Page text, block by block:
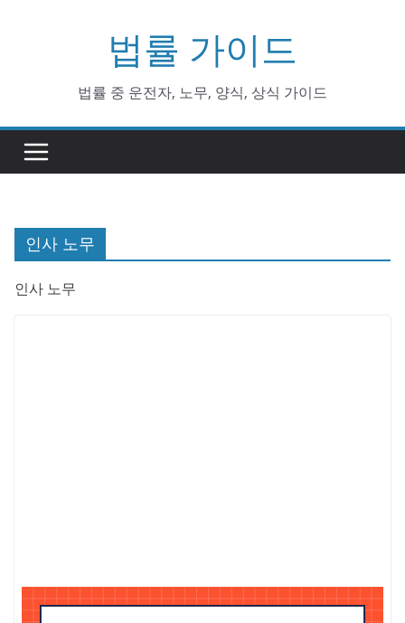
법률 가이드
법률 중 운전자, 노무, 양식, 상식 가이드
인사 노무
인사 노무